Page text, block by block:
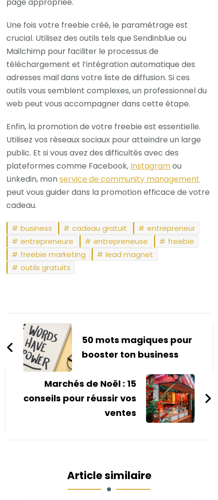
Une fois votre freebie créé, le paramétrage est
crucial. Utilisez des outils tels que Sendinblue ou
Mailchimp pour faciliter le processus de
téléchargement et l’intégration automatique des
adresses mail dans votre liste de diffusion. Si ces
outils vous semblent complexes, un professionnel du
web peut vous accompagner dans cette étape.
Enfin, la promotion de votre freebie est essentielle.
Utilisez vos réseaux sociaux pour atteindre un large
public. Et si vous avez des difficultés avec des
plateformes comme Facebook, Instagramou
Linkedin, monservice de community management
peut vous guider dans la promotion efficace de votre
cadeau.
business cadeau gratuit
entrepreneur
entrepreneure
entrepreneuse
freebie
freebie marketing
lead magnet
outils gratuits
Navigation
d'article
50 mots magiques pour
booster ton business
Marchés de Noël : 15
conseils pour réussir vos
ventes
Article similaire